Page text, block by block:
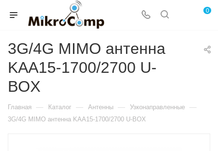
0
3G/4G MIMO антенна
KAA15-1700/2700 U-
BOX
Главная — Каталог — Антенны — Узконаправленные —
3G/4G MIMO антенна KAA15-1700/2700 U-BOX